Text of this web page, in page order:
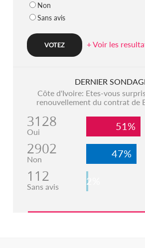
Non
Sans avis
+ Voir les
DERNIER
Côte d'Ivoire: Etes-vous
renouvellement du contrat de
3128
Oui 51%
2902
Non 47%
112
Sans avis 2%